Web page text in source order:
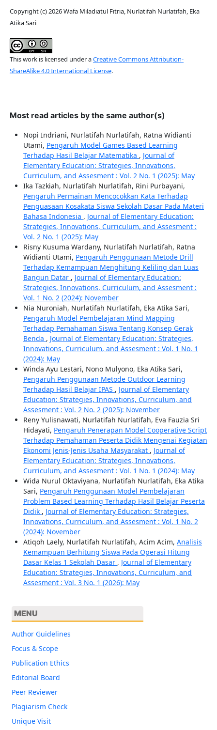
Copyright (c) 2026 Wafa Miladiatul Fitria, Nurlatifah Nurlatifah, Eka
Atika Sari
This work is licensed under aCreative Commons Attribution-
ShareAlike 4.0 International License.
Most read articles by the same author(s)
Nopi Indriani, Nurlatifah Nurlatifah, Ratna Widianti
Utami, Pengaruh Model Games Based Learning
Terhadap Hasil Belajar Matematika , Journal of
Elementary Education: Strategies, Innovations,
Curriculum, and Assesment : Vol. 2 No. 1 (2025): May
Ika Tazkiah, Nurlatifah Nurlatifah, Rini Purbayani,
Pengaruh Permainan Mencocokkan Kata Terhadap
Penguasaan Kosakata Siswa Sekolah Dasar Pada Materi
Bahasa Indonesia , Journal of Elementary Education:
Strategies, Innovations, Curriculum, and Assesment :
Vol. 2 No. 1 (2025): May
Risny Kusuma Wardany, Nurlatifah Nurlatifah, Ratna
Widianti Utami, Pengaruh Penggunaan Metode Drill
Terhadap Kemampuan Menghitung Keliling dan Luas
Bangun Datar , Journal of Elementary Education:
Strategies, Innovations, Curriculum, and Assesment :
Vol. 1 No. 2 (2024): November
Nia Nuroniah, Nurlatifah Nurlatifah, Eka Atika Sari,
Pengaruh Model Pembelajaran Mind Mapping
Terhadap Pemahaman Siswa Tentang Konsep Gerak
Benda , Journal of Elementary Education: Strategies,
Innovations, Curriculum, and Assesment : Vol. 1 No. 1
(2024): May
Winda Ayu Lestari, Nono Mulyono, Eka Atika Sari,
Pengaruh Penggunaan Metode Outdoor Learning
Terhadap Hasil Belajar IPAS , Journal of Elementary
Education: Strategies, Innovations, Curriculum, and
Assesment : Vol. 2 No. 2 (2025): November
Reny Yulisnawati, Nurlatifah Nurlatifah, Eva Fauzia Sri
Hidayati, Pengaruh Penerapan Model Cooperative Script
Terhadap Pemahaman Peserta Didik Mengenai Kegiatan
Ekonomi Jenis-Jenis Usaha Masyarakat , Journal of
Elementary Education: Strategies, Innovations,
Curriculum, and Assesment : Vol. 1 No. 1 (2024): May
Wida Nurul Oktaviyana, Nurlatifah Nurlatifah, Eka Atika
Sari, Pengaruh Penggunaan Model Pembelajaran
Problem Based Learning Terhadap Hasil Belajar Peserta
Didik , Journal of Elementary Education: Strategies,
Innovations, Curriculum, and Assesment : Vol. 1 No. 2
(2024): November
Atiqoh Laely, Nurlatifah Nurlatifah, Acim Acim, Analisis
Kemampuan Berhitung Siswa Pada Operasi Hitung
Dasar Kelas 1 Sekolah Dasar , Journal of Elementary
Education: Strategies, Innovations, Curriculum, and
Assesment : Vol. 3 No. 1 (2026): May
MENU
Author Guidelines
Focus & Scope
Publication Ethics
Editorial Board
Peer Reviewer
Plagiarism Check
Unique Visit